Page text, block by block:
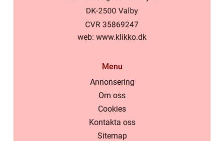
web: www.klikko.dk
Menu
Annonsering
Om oss
Cookies
Kontakta oss
Sitemap